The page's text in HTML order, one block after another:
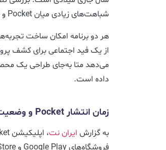
شباهت‌های زیادی میان Pocket و نسخه اصلی Gizmo وجود دارد.
هر دو برنامه امکان ساخت
از یک فید اجتماعی برای کشف
داده است.
زمان انتشار Pocket و وضعیت فعلی
به گزارش ایران نت
فروشگاه‌های Google Play و App Store منتشر شده است.